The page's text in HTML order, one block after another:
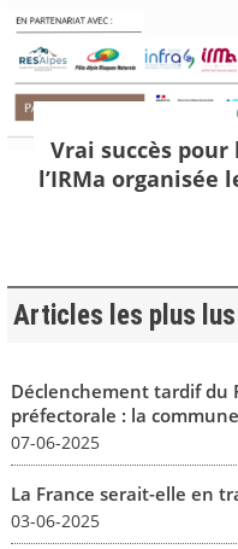
Vrai succès pour
l’IRMa organisée
Articles les plus lus
Déclenchement tardif du
préfectorale : la
07-06-2025
La France serait-elle en
03-06-2025